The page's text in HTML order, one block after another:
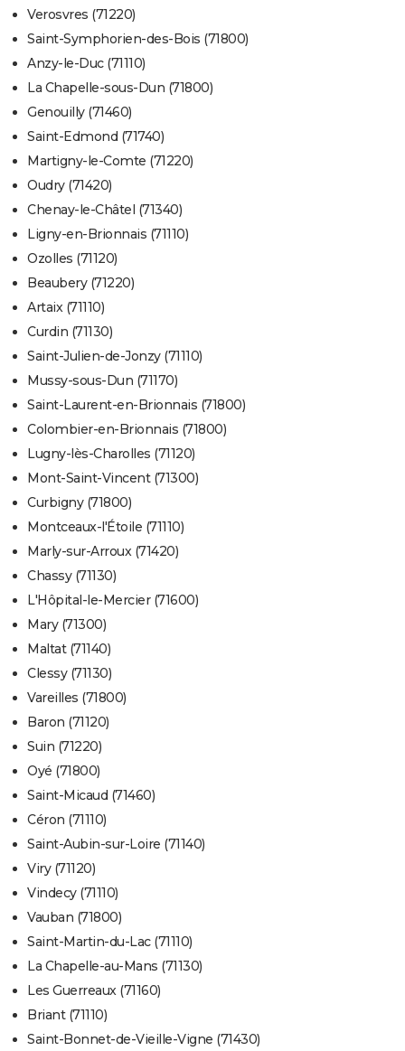
Verosvres (71220)
Saint-Symphorien-des-Bois (71800)
Anzy-le-Duc (71110)
La Chapelle-sous-Dun (71800)
Genouilly (71460)
Saint-Edmond (71740)
Martigny-le-Comte (71220)
Oudry (71420)
Chenay-le-Châtel (71340)
Ligny-en-Brionnais (71110)
Ozolles (71120)
Beaubery (71220)
Artaix (71110)
Curdin (71130)
Saint-Julien-de-Jonzy (71110)
Mussy-sous-Dun (71170)
Saint-Laurent-en-Brionnais (71800)
Colombier-en-Brionnais (71800)
Lugny-lès-Charolles (71120)
Mont-Saint-Vincent (71300)
Curbigny (71800)
Montceaux-l'Étoile (71110)
Marly-sur-Arroux (71420)
Chassy (71130)
L'Hôpital-le-Mercier (71600)
Mary (71300)
Maltat (71140)
Clessy (71130)
Vareilles (71800)
Baron (71120)
Suin (71220)
Oyé (71800)
Saint-Micaud (71460)
Céron (71110)
Saint-Aubin-sur-Loire (71140)
Viry (71120)
Vindecy (71110)
Vauban (71800)
Saint-Martin-du-Lac (71110)
La Chapelle-au-Mans (71130)
Les Guerreaux (71160)
Briant (71110)
Saint-Bonnet-de-Vieille-Vigne (71430)